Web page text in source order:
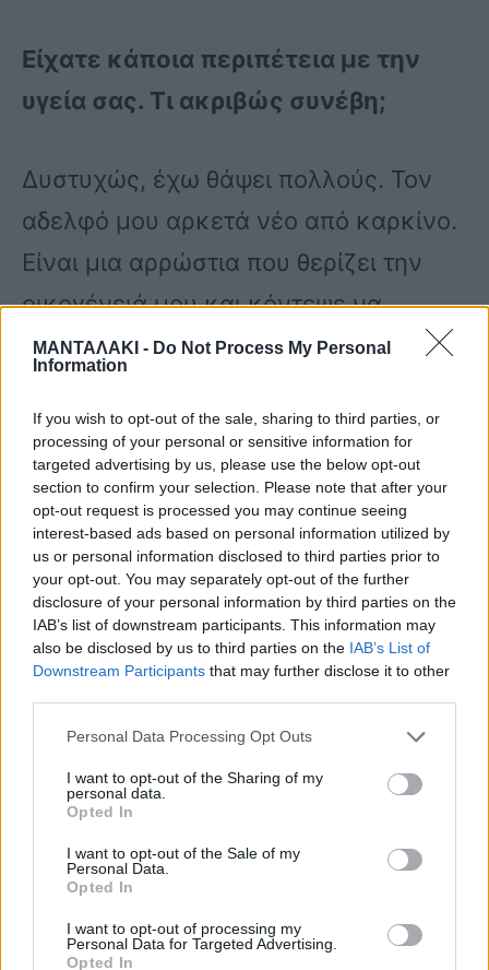
ΜΑΝΤΑΛΑΚΙ - Do Not Process My Personal
Information
If you wish to opt-out of the sale, sharing to third parties, or
processing of your personal or sensitive information for
targeted advertising by us, please use the below opt-out
section to confirm your selection. Please note that after your
opt-out request is processed you may continue seeing
interest-based ads based on personal information utilized by
us or personal information disclosed to third parties prior to
your opt-out. You may separately opt-out of the further
disclosure of your personal information by third parties on the
IAB’s list of downstream participants. This information may
also be disclosed by us to third parties on the IAB’s List of
Downstream Participants that may further disclose it to other
Personal Data Processing Opt Outs
I want to opt-out of the Sharing of my
personal data.
Opted In
I want to opt-out of the Sale of my
Personal Data.
Opted In
I want to opt-out of processing my
Personal Data for Targeted Advertising.
Opted In
Είχατε κάποια περιπέτεια µε την
υγεία σας. Τι ακριβώς συνέβη;
∆υστυχώς, έχω θάψει πολλούς. Τον
αδελφό µου αρκετά νέο από καρκίνο.
Είναι µια αρρώστια που θερίζει την
οικογένειά µου και κόντεψε να
θερίσει και εµένα, αλλά τη γλύτωσα.
πνεύµονα πριν από τρία χρόνια.
Εφυγα για έναν µήνα, πήγα, έκανα
την εγχείρηση και γύρισα. Το πρόλαβα
στην αρχή του. Είναι όλα καλά.
Φοβηθήκατε για τη ζωή σας;
Πάρα πολύ. Οταν πήρα την αξονική
στα χέρια µου και διάβασα ότι ένας
όζος χρήζει περαιτέρω διερεύνησης,
αγαπάω τη ζωή µου πάρα πολύ. Εχω
περάσει µια πολύ ευτυχισµένη ζωή.
Αυτό ήταν ένα χτύπηµα και ένα